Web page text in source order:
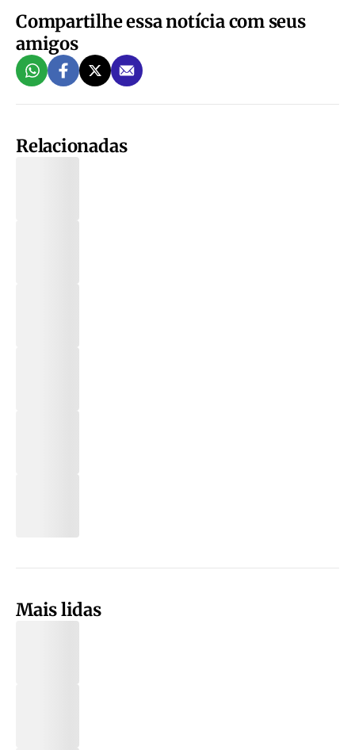
Compartilhe essa notícia com seus
amigos
Relacionadas
Mais lidas